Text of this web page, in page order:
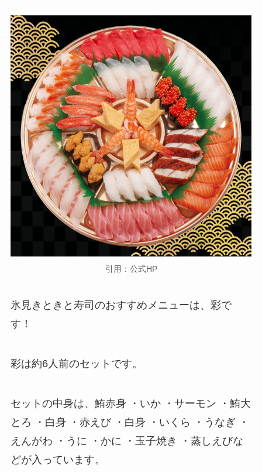
引用：公式HP
氷見きときと寿司のおすすめメニューは、彩で
す！
彩は約6人前のセットです。
セットの中身は、鮪赤身 ・いか ・サーモン ・鮪大
とろ ・白身 ・赤えび ・白身 ・いくら ・うなぎ ・
えんがわ ・うに ・かに ・玉子焼き ・蒸しえびな
どが入っています。